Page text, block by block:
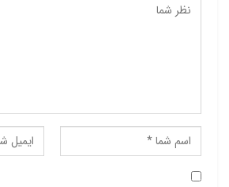
لازم به ذکر است چندي پيش نيز
ها در اين ديدار “عبدالملک الحوثي”
حضور داشته است. اين ديدار در
عربستان و يمن انجام شده تا برخي